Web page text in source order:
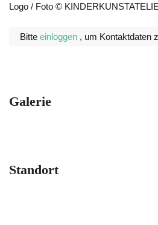
Logo / Foto ©
Bitte einloggen , um Kontaktdaten
Galerie
Standort